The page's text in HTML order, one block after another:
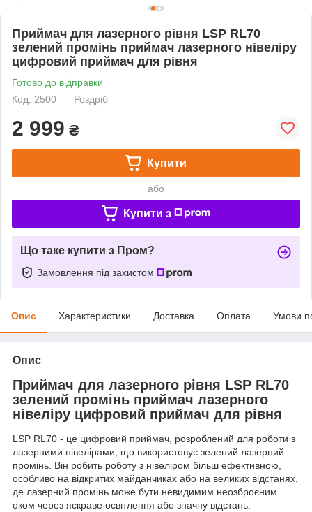
Приймач для лазерного рівня LSP RL70
зелений промінь приймач лазерного нівеліру
цифровий приймач для рівня
Готово до відправки
Код: 2500
Роздріб
2 999 ₴
Купити
або
Купити з
Що таке купити з Пром?
Замовлення під захистом
Опис Характеристики Доставка Оплата Умови
Опис
Приймач для лазерного рівня LSP RL70
зелений промінь приймач лазерного
нівеліру цифровий приймач для рівня
LSP RL70 - це цифровий приймач, розроблений для роботи з
лазерними нівелірами, що використовує зелений лазерний
промінь. Він робить роботу з нівеліром більш ефективною,
особливо на відкритих майданчиках або на великих відстанях,
де лазерний промінь може бути невидимим неозброєним
оком через яскраве освітлення або значну відстань.